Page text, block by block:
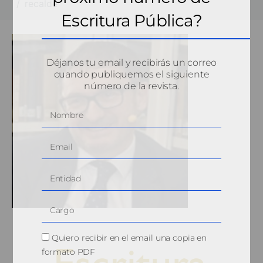
recalde
Escritura Pública?
Déjanos tu email y recibirás un correo
cuando publiquemos el siguiente
número de la revista.
Quiero recibir en el email una copia en
formato PDF